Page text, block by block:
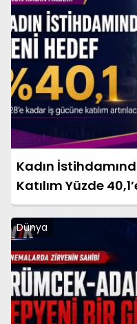
Kadın
Katılım Yüzde
Dünya